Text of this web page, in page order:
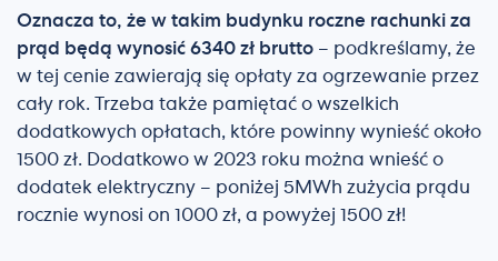
Oznacza to, że w takim budynku roczne rachunki za
prąd będą wynosić 6340 zł brutto – podkreślamy, że
w tej cenie zawierają się opłaty za ogrzewanie przez
cały rok. Trzeba także pamiętać o wszelkich
dodatkowych opłatach, które powinny wynieść około
1500 zł. Dodatkowo w 2023 roku można wnieść o
dodatek elektryczny – poniżej 5MWh zużycia prądu
rocznie wynosi on 1000 zł, a powyżej 1500 zł!